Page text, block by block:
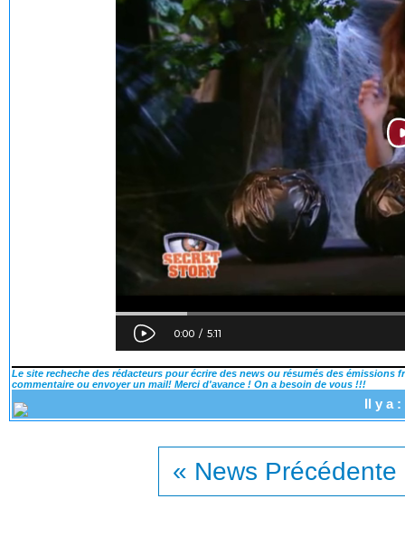
Le site recheche des rédacteurs pour écrire des news ou résumés des
commentaire ou envoyer un mail! Merci d'avance ! On a besoin de vous !!!
Il y a
« News Précédente